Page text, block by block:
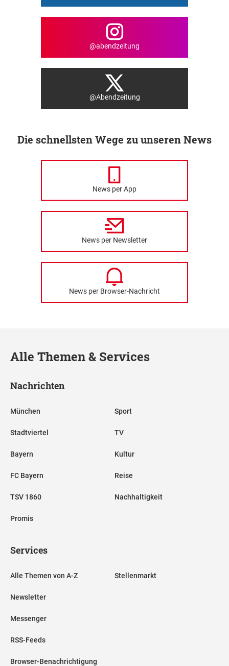
@abendzeitung
@Abendzeitung
Die schnellsten Wege zu unseren News
News per App
News per Newsletter
News per Browser-Nachricht
Alle Themen & Services
Nachrichten
München
Stadtviertel
Bayern
FC Bayern
TSV 1860
Promis
Sport
TV
Kultur
Reise
Nachhaltigkeit
Services
Alle Themen von A-Z
Newsletter
Messenger
RSS-Feeds
Browser-Benachrichtigung
Stellenmarkt